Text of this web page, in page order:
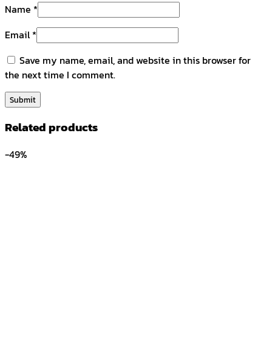
Name *
Email*
Save my name, email, and website in this browser for
the next time I comment.
Related products
-49%